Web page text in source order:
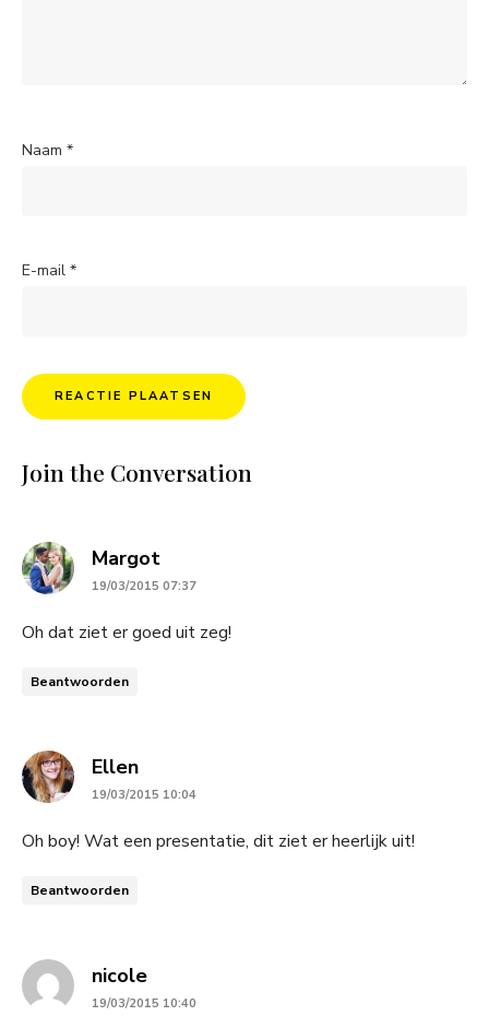
Naam *
E-mail *
Join the Conversation
Margotsays:
19/03/2015 07:37
Oh dat ziet er goed uit zeg!
Beantwoorden
Ellensays:
19/03/2015 10:04
Oh boy! Wat een presentatie, dit ziet er heerlijk uit!
Beantwoorden
nicolesays:
19/03/2015 10:40